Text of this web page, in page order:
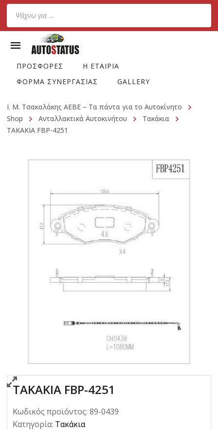
Products
search
ΠΡΟΣΦΟΡΕΣ
Η ΕΤΑΙΡΙΑ
ΦΟΡΜΑ ΣΥΝΕΡΓΑΣΙΑΣ
GALLERY
Ι. Μ. Τσακαλάκης ΑΕΒΕ – Τα πάντα για το Αυτοκίνητο
Shop
Ανταλλακτικά Αυτοκινήτου
Τακάκια
ΤΑΚΑΚΙΑ FBP-4251
ΤΑΚΑΚΙΑ FBP-4251
Κωδικός προϊόντος: 89-0439
Κατηγορία: Τακάκια